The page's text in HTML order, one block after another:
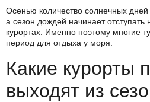
Осенью количество солнечных дней
а сезон дождей начинает
курортах. Именно поэтому многие
период для отдыха у моря.
Какие курорты
выходят из